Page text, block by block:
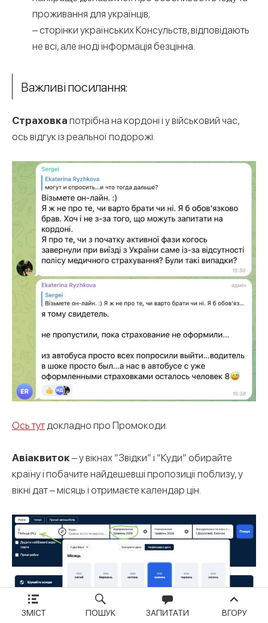
проживання для українців;
– сторінки українських Консульств, відповідають
не всі, але іноді інформація безцінна.
Важливі посилання:
Страховка потрібна на кордоні і у військовий час,
ось відгук із реальної подорожі.
Ось тут докладно про Промокоди.
Авіаквиток – у вікнах “Звідки” і “Куди” обирайте
країну і побачите найдешевші пропозиції поблизу, у
вікні дат – місяць і отримаєте календар цін.
Так шукати можна – на Скайсканнер.
ЗМІСТ ПОШУК ЗАПИТАТИ ВГОРУ